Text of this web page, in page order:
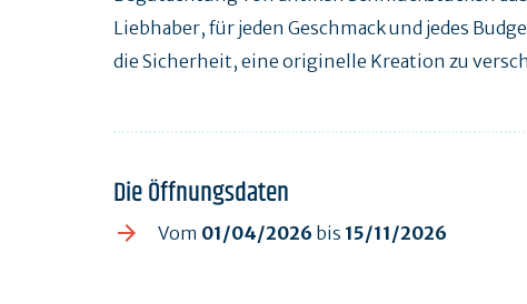
Liebhaber, für jeden Geschmack und jedes
die Sicherheit, eine originelle Kreation zu
Die Öffnungsdaten
Vom 01/04/2026 bis 15/11/2026